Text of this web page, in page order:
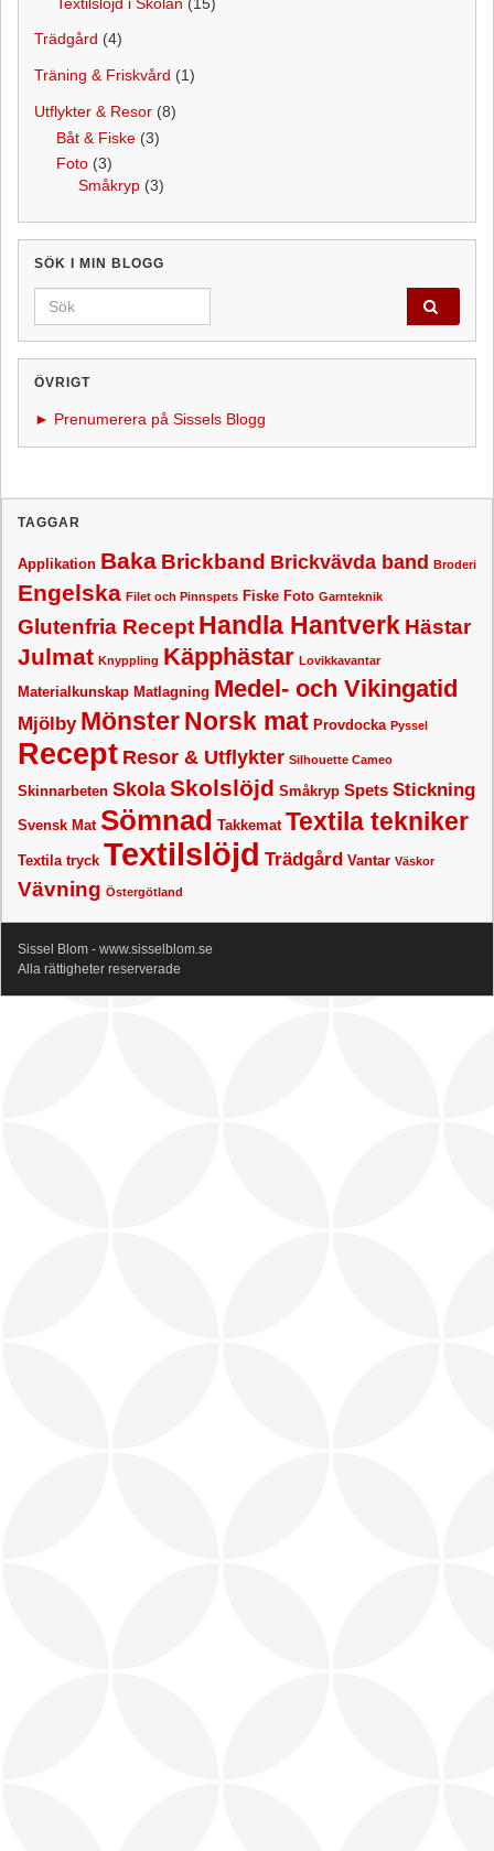
Trädgård (4)
Träning & Friskvård (1)
Utflykter & Resor (8)
Båt & Fiske (3)
Foto (3)
Småkryp (3)
SÖK I MIN BLOGG
Search for:
ÖVRIGT
► Prenumerera på Sissels Blogg
TAGGAR
Applikation Baka Brickband Brickvävda band Broderi
Engelska Filet och Pinnspets Fiske Foto Garnteknik
Glutenfria Recept Handla Hantverk Hästar
Julmat Knyppling Käpphästar Lovikkavantar
Materialkunskap Matlagning Medel- och Vikingatid
Mjölby MönsterNorsk mat Provdocka Pyssel
Recept Resor & Utflykter Silhouette Cameo
Skinnarbeten Skola Skolslöjd Småkryp Spets Stickning
Svensk Mat Sömnad Takkemat Textila tekniker
Textila tryck Textilslöjd Trädgård Vantar Väskor
Vävning Östergötland
Sissel Blom - www.sisselblom.se
Alla rättigheter reserverade